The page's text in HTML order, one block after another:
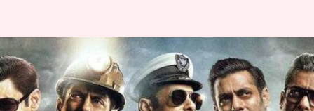
सिर्फ 'भारत' ही नहीं ये सुपरहिट
फिल्में भी हैं कोरियन मूवीज की हिंदी
रीमेक